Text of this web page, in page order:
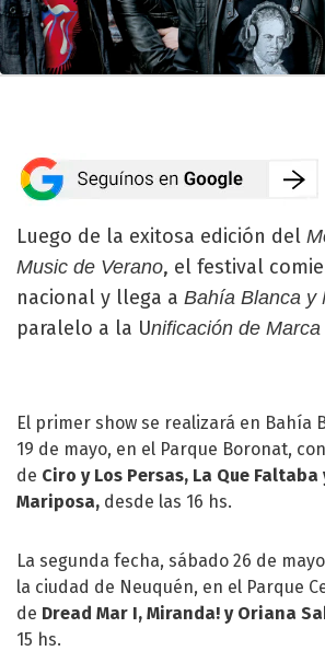
Luego de la exitosa edición del
Music de Verano, el festival
nacional y llega a Bahía Blanca y
paralelo a la Unificación de Marca
El primer show se realizará en Bahía
19 de mayo, en el Parque Boronat,
de Ciro y Los Persas, La Que
Mariposa, desde las 16 hs.
La segunda fecha, sábado 26 de
la ciudad de Neuquén, en el Parque
de Dread Mar I, Miranda! y Oriana
15 hs.